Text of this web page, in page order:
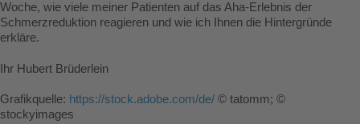
Woche, wie viele meiner Patienten auf das Aha-Erlebnis der
Schmerzreduktion reagieren und wie ich Ihnen die Hintergründe
erkläre.
Ihr Hubert Brüderlein
Grafikquelle: https://stock.adobe.com/de/ © tatomm; ©
stockyimages